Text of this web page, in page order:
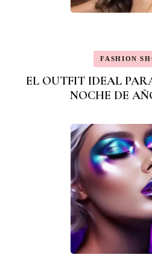
FASHION
EL OUTFIT IDEAL
NOCHE DE